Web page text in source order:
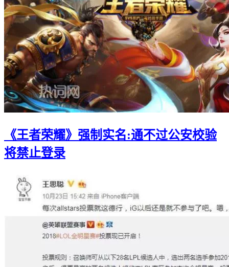
《王者荣耀》强制实名:通不过公安校验
将禁止登录